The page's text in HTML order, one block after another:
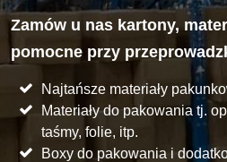
Zamów u nas kartony,
pomocne przy
Najtańsze materiały
Materiały do pakowania tj.
taśmy, folie, itp.
Boxy do pakowania i